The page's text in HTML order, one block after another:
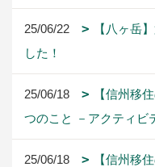
25/06/22
【八ヶ岳
した！
25/06/18
【信州移
つのこと －アクティビ
25/06/18
【信州移